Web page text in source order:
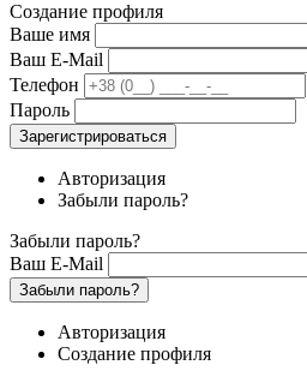
Создание профиля
Ваше имя
Ваш E-Mail
Телефон
Пароль
Зарегистрироваться
Авторизация
Забыли пароль?
Забыли пароль?
Ваш E-Mail
Забыли пароль?
Авторизация
Создание профиля